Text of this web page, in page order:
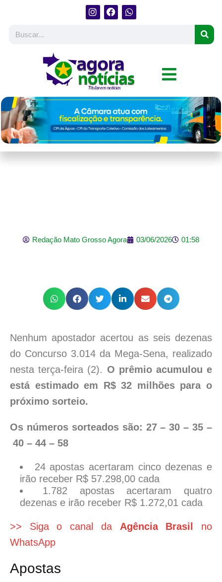
Redação Mato Grosso Agora 03/06/2026 01:58
Nenhum apostador acertou as seis dezenas
do Concurso 3.014 da Mega-Sena, realizado
nesta terça-feira (2). O prêmio acumulou e
está estimado em R$ 32 milhões para o
próximo sorteio.
Os números sorteados são: 27 – 30 – 35 –
40 – 44 – 58
24 apostas acertaram cinco dezenas e
irão receber R$ 57.298,00 cada
1.782 apostas acertaram quatro
dezenas e irão receber R$ 1.272,01 cada
>> Siga o canal da Agência Brasil no
WhatsApp
Apostas